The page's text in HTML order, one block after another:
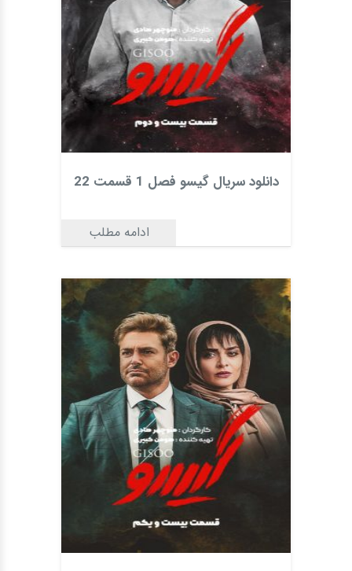
دانلود سریال گیسو فصل 1 قسمت 22
ادامه مطلب